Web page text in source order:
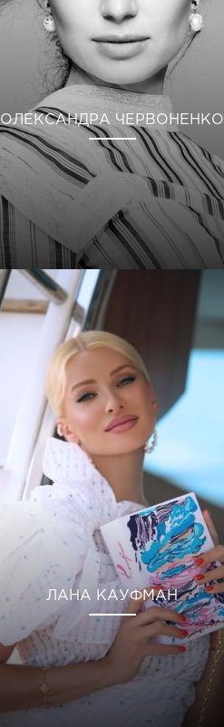
ОЛЕКСАНДРА ЧЕРВОНЕНКО
ЛАНА КАУФМАН